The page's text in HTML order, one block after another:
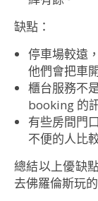
缺點：
停車場較遠
他們會把車
櫃台服務不
booking 的
有些房間門
不便的人比
總結以上優缺
去佛羅倫斯玩